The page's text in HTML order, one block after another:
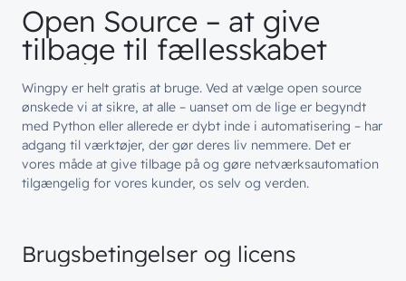
Bliv inspireret
Managed Services
Managed Security
Automatisering
Customer Experience
Bliv en del afteamet!
Ledige stillinger
Skriv dig op og få alle nyheder
direkte i din inbox
Skriv dig op
Open Source – at give
tilbage til fællesskabet
Wingpy er helt gratis at bruge. Ved at vælge open source
ønskede vi at sikre, at alle – uanset om de lige er begyndt
med Python eller allerede er dybt inde i automatisering – har
adgang til værktøjer, der gør deres liv nemmere. Det er
vores måde at give tilbage på og gøre netværksautomation
tilgængelig for vores kunder, os selv og verden.
Brugsbetingelser og licens